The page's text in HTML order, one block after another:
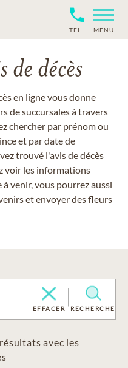
TÉL MENU
de décès
en ligne vous donne
de succursales à travers
chercher par prénom ou
et par date de
trouvé l'avis de décès
voir les informations
venir, vous pourrez aussi
et envoyer des fleurs
EFFACER RECHERCHE
avec les